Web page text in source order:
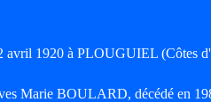
avril 1920 à PLOUGUIEL (Côtes
Marie BOULARD, décédé en